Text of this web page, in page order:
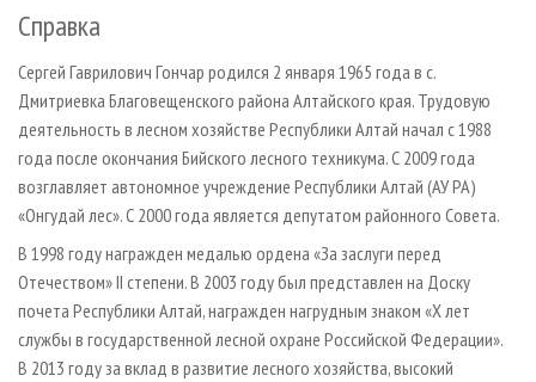
Справка
Сергей Гаврилович Гончар родился 2 января 1965 года в с.
Дмитриевка Благовещенского района Алтайского края. Трудовую
деятельность в лесном хозяйстве Республики Алтай начал с 1988
года после окончания Бийского лесного техникума. С 2009 года
возглавляет автономное учреждение Республики Алтай (АУ РА)
«Онгудай лес». С 2000 года является депутатом районного Совета.
В 1998 году награжден медалью ордена «За заслуги перед
Отечеством» II степени. В 2003 году был представлен на Доску
почета Республики Алтай, награжден нагрудным знаком «X лет
службы в государственной лесной охране Российской Федерации».
В 2013 году за вклад в развитие лесного хозяйства, высокий